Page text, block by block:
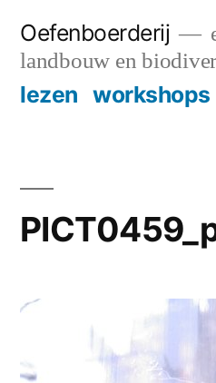
content
Oefenboerderij
landbouw en
lezen workshops